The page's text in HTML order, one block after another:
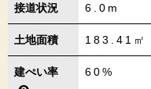
接道状況 6.0m
土地面積 183.41㎡
建ぺい率 60%